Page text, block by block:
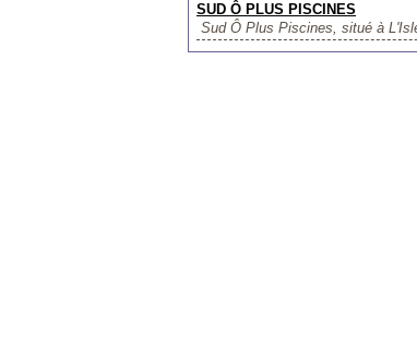
SUD Ô PLUS PISCINES
Sud Ô Plus Piscines, situé à